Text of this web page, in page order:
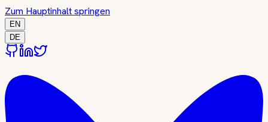
Zum Hauptinhalt springen
EN
DE